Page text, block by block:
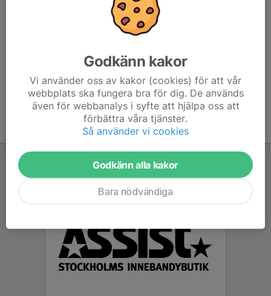
fredrik.netz@telia.com
070-267 49 76Godkänn kakor
Vi använder oss av kakor (cookies) för att vår
webbplats ska fungera bra för dig. De används
även för webbanalys i syfte att hjälpa oss att
förbättra våra tjänster.
Så använder vi cookies
Godkänn alla kakor
Bara nödvändiga